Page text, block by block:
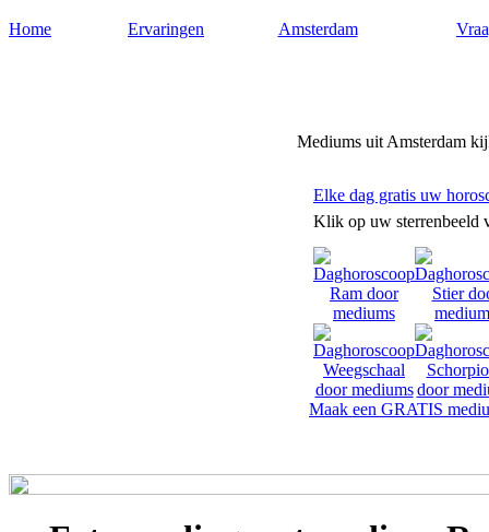
Home Ervaringen Amsterdam
Mediums uit Amsterdam
Elke dag gratis uw
Klik op uw sterrenbeeld
Maak een GRATIS